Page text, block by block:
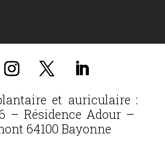
et auriculaire :
– Résidence Adour –
64100 Bayonne